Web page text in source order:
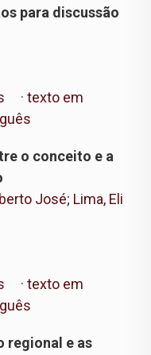
para discussão
· texto em
o conceito e a
José; Lima, Eli
· texto em
regional e as